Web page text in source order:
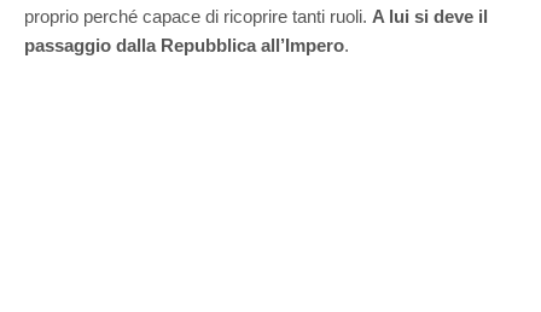
proprio perché capace di ricoprire tanti ruoli. A lui si deve il
passaggio dalla Repubblica all’Impero.